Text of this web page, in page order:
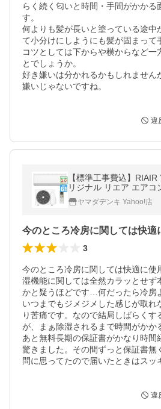
らく続く匂いと時間・手間がかかる
す。
何よりも髪が長いと塗っている途中
て小分けにしようにも髪が固まって
コツとしては下からや横からなど一
とでしょうか。
好き嫌いは分かれるかもしれません
嫌いじゃないですね。
違
【標準工事費込】
リジナル リエア エアコ
に6畳用 ホワイト
ヤマダデンキ Yahoo!店
3
今のところ冷房に関しては快適に使
湿機能に関しては全然カラッとせず
かと疑うほどです…何だったら冷房
いつまでもジメジメした感じが取れ
り苦痛です。なので結局しばらくす
が、まぁ除湿されるまで時間がかか
あと無料長期の保証書がかなり時間
驚きました。その間ずっと保証書無
問に思ってたので届いたときはスッ
違